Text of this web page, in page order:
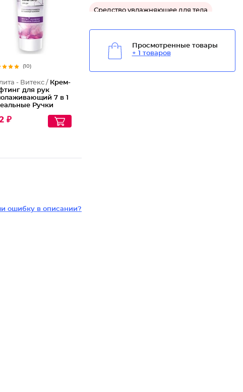
(10)
- Витекс / Крем-
для рук
7 в 1
Ручки
₽
ошибку в описании?
Средство увлажняющее для тела
Просмотренные товары
+ 1 товаров